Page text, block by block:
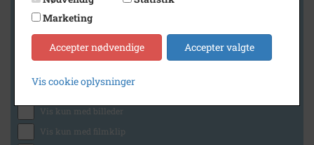
Generelt
Vis kun med billeder
Vis kun med filmklip
Marketing
Accepter nødvendige Accepter valgte
Vis cookie oplysninger